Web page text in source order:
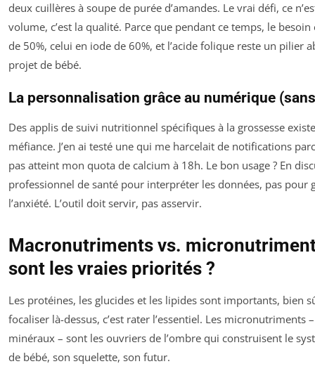
deux cuillères à soupe de purée d’amandes. Le vrai défi, ce
volume, c’est la qualité. Parce que pendant ce temps, le
de 50%, celui en iode de 60%, et l’acide folique reste un pilier
projet de bébé.
La personnalisation grâce au numérique
Des applis de suivi nutritionnel spécifiques à la grossesse
méfiance. J’en ai testé une qui me harcelait de notifications
pas atteint mon quota de calcium à 18h. Le bon usage ? En
professionnel de santé pour interpréter les données, pas pour
l’anxiété. L’outil doit servir, pas asservir.
Macronutriments vs.
sont les vraies priorités ?
Les protéines, les glucides et les lipides sont importants, bien
focaliser là-dessus, c’est rater l’essentiel. Les micronutriments
minéraux – sont les ouvriers de l’ombre qui construisent le
de bébé, son squelette, son futur.